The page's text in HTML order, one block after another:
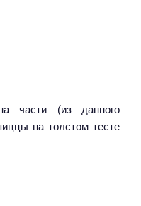
части (из данного
на толстом тесте